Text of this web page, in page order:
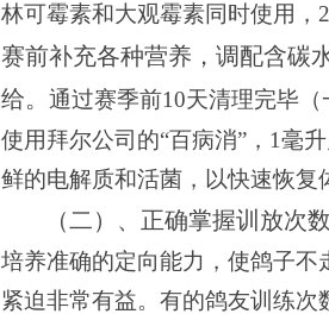
林可霉素和大观霉素同时使用， 2
赛前补充各种营养，调配含碳
给。 通过赛季前10天清理完毕（
使用拜尔公司的“百病消”， 1毫
鲜的电解质和活菌，以快速恢复
（二）、正确掌握训放次数
培养准确的定向能力，使鸽子
紧迫非常有益。有的鸽友训练